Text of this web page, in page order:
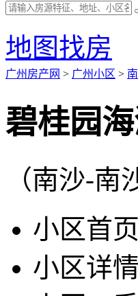
地图找房
广州房产网 > 广州小区 >
碧桂园
（南沙-
小区首页
小区详情